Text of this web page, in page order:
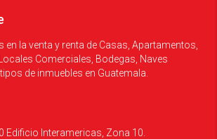
la venta y renta de Casas, Apartamentos,
Comerciales, Bodegas, Naves
de inmuebles en Guatemala.
Edificio Interamericas, Zona 10.